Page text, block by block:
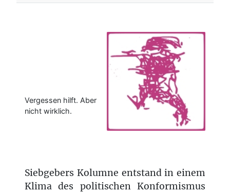
Vergessen hilft. Aber
nicht wirklich.
Siebgebers Kolumne entstand in einem
Klima des politischen Konformismus